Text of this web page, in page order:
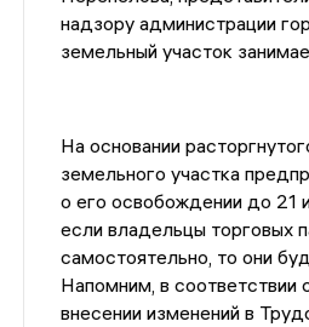
надзору администрации
земельный участок
На основании
земельного участка
о его освобождении до 21
если владельцы торговых
самостоятельно, то они
Напомним, в
внесении изменений в